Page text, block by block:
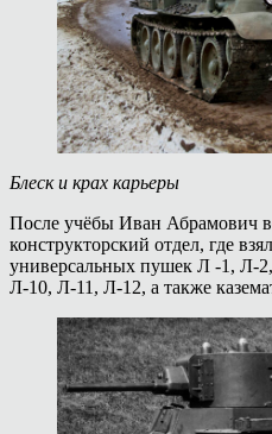
Блеск и крах карьеры
После учёбы Иван Абрамович
конструкторский отдел, где
универсальных пушек Л -1, Л-
Л-10, Л-11, Л-12, а также